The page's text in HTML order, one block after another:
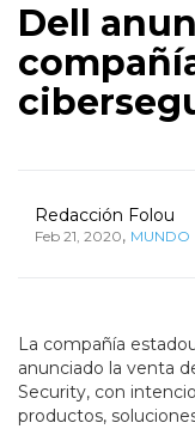
Dell
Redacción Folou
Feb 21, 2020, MUNDO
La compañía
anunciado la venta
Security, con
productos,